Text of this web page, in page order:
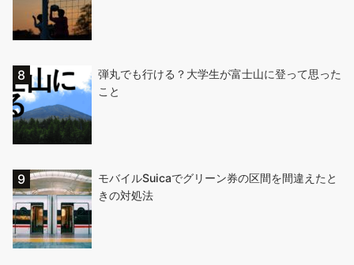
弾丸でも行ける？大学生が富士山に登って思った
こと
モバイルSuicaでグリーン券の区間を間違えたと
きの対処法